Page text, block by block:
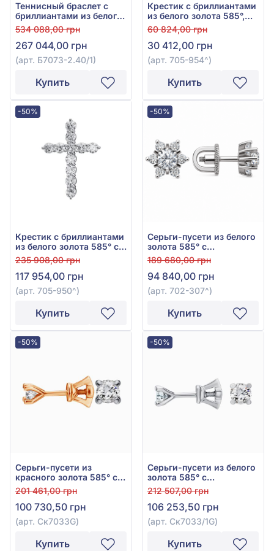
Теннисный браслет с
бриллиантами из белого
золота 585°, бриллиант
3,04ct, арт. Б7073-2.40/1
534 088,00 грн
267 044,00 грн
(арт. Б7073-2.40/1)
Купить
Крестик с бриллиантами
из белого золота 585°,
Бриллиант 0,19ct, арт.
705-954
60 824,00 грн
30 412,00 грн
(арт. 705-954^)
Купить
-50%
Крестик с бриллиантами
из белого золота 585° с
бриллиантом 0,8ct, арт.
705-950
235 908,00 грн
117 954,00 грн
(арт. 705-950^)
Купить
-50%
Серьги-пусети из белого
золота 585° с
бриллиантом 0,49ct, арт.
702-307
189 680,00 грн
94 840,00 грн
(арт. 702-307^)
Купить
-50%
Серьги-пусети из
красного золота 585° с
бриллиантом 0,8ct, арт.
Ск7033G
201 461,00 грн
100 730,50 грн
(арт. Ск7033G)
Купить
-50%
Серьги-пусети из белого
золота 585° с
бриллиантом 0,81ct, арт.
Ск7033/1G
212 507,00 грн
106 253,50 грн
(арт. Ск7033/1G)
Купить